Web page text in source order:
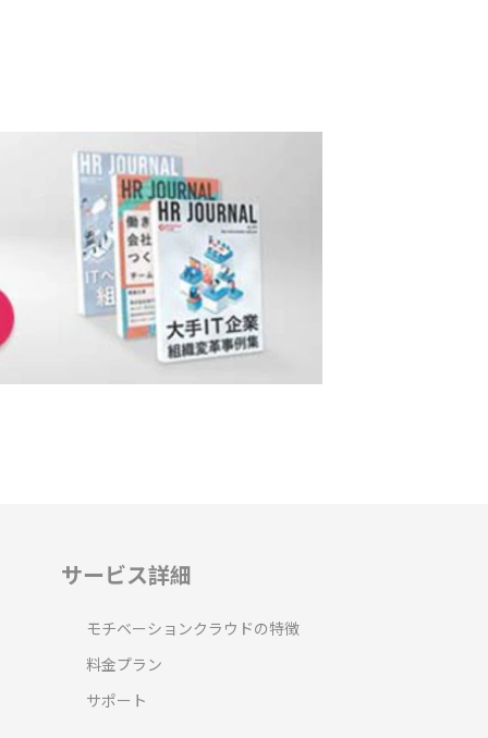
サービス詳細
モチベーションクラウドの特徴
料金プラン
サポート